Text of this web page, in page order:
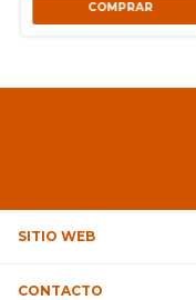
SITIO WEB
CONTACTO